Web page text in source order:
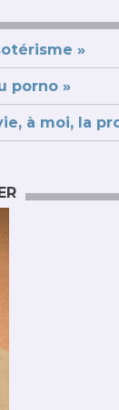
»
porno »
à moi, la